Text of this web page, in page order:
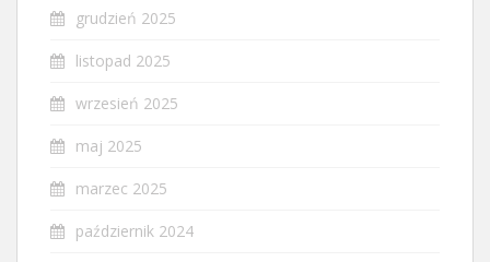
grudzień 2025
listopad 2025
wrzesień 2025
maj 2025
marzec 2025
październik 2024